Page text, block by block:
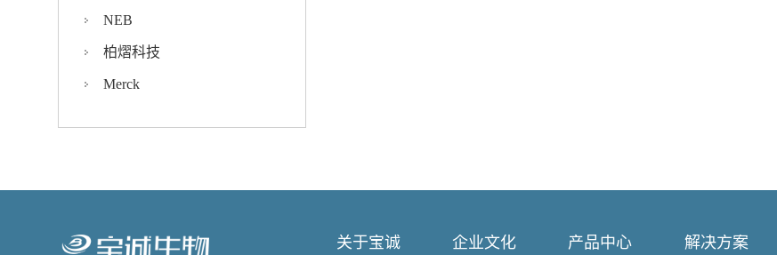
NEB
柏熠科技
Merck
关于宝诚 企业文化 产品中心 解决方案